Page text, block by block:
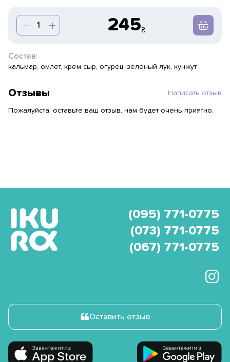
245
Состав:
кальмар, омлет, крем сыр, огурец, зеленый лук, кунжут
Отзывы Написать отзыв
Пожалуйста, оставьте ваш отзыв, нам будет очень приятно.
(095) 771-0775
(073) 771-0775
(067) 771-0775
Оставить отзыв